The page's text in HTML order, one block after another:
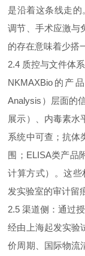
是沿着这条线走
调节、手术应激与
的存在意味着少搭
2.4 质控与文件体
NKMAXBio的产
Analysis）层面的
展示）、内毒素水
系统中可查；抗体
围；ELISA类产品
计算方式）。这
发实验室的审计留
2.5 渠道侧：通过
经由上海起发实验
价周期、国际物流